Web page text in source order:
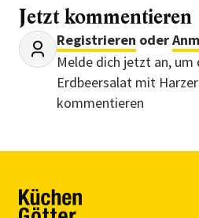
Jetzt kommentieren
Registrieren oder
Melde dich jetzt an, um
Erdbeersalat mit
kommentieren